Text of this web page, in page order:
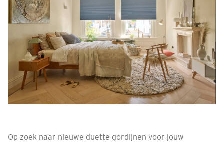
Op zoek naar nieuwe duette gordijnen voor jouw